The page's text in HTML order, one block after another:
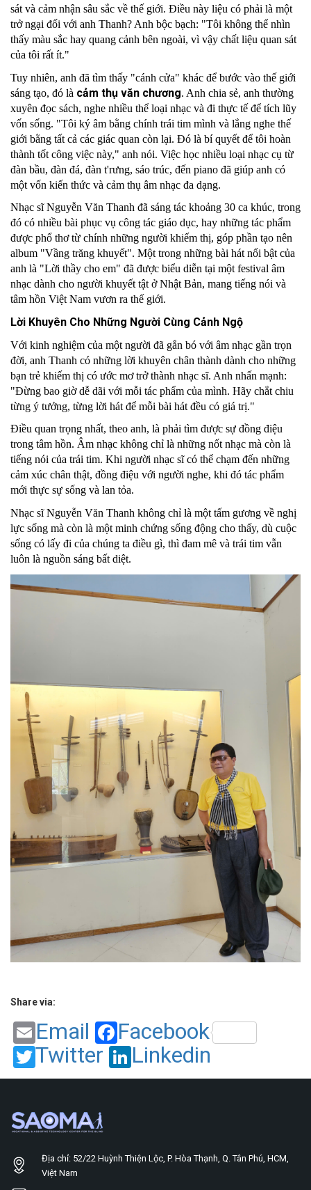
sát và cảm nhận sâu sắc về thế giới. Điều này liệu có phải là một
trở ngại đối với anh Thanh? Anh bộc bạch: "Tôi không thể nhìn
thấy màu sắc hay quang cảnh bên ngoài, vì vậy chất liệu quan sát
của tôi rất ít."
Tuy nhiên, anh đã tìm thấy "cánh cửa" khác để bước vào thế giới
sáng tạo, đó là cảm thụ văn chương. Anh chia sẻ, anh thường
xuyên đọc sách, nghe nhiều thể loại nhạc và đi thực tế để tích lũy
vốn sống. "Tôi ký âm bằng chính trái tim mình và lắng nghe thế
giới bằng tất cả các giác quan còn lại. Đó là bí quyết để tôi hoàn
thành tốt công việc này," anh nói. Việc học nhiều loại nhạc cụ từ
đàn bầu, đàn đá, đàn t'rưng, sáo trúc, đến piano đã giúp anh có
một vốn kiến thức và cảm thụ âm nhạc đa dạng.
Nhạc sĩ Nguyễn Văn Thanh đã sáng tác khoảng 30 ca khúc, trong
đó có nhiều bài phục vụ công tác giáo dục, hay những tác phẩm
được phổ thơ từ chính những người khiếm thị, góp phần tạo nên
album "Vầng trăng khuyết". Một trong những bài hát nổi bật của
anh là "Lời thầy cho em" đã được biểu diễn tại một festival âm
nhạc dành cho người khuyết tật ở Nhật Bản, mang tiếng nói và
tâm hồn Việt Nam vươn ra thế giới.
Lời Khuyên Cho Những Người Cùng Cảnh Ngộ
Với kinh nghiệm của một người đã gắn bó với âm nhạc gần trọn
đời, anh Thanh có những lời khuyên chân thành dành cho những
bạn trẻ khiếm thị có ước mơ trở thành nhạc sĩ. Anh nhấn mạnh:
"Đừng bao giờ dễ dãi với mỗi tác phẩm của mình. Hãy chắt chiu
từng ý tưởng, từng lời hát để mỗi bài hát đều có giá trị."
Điều quan trọng nhất, theo anh, là phải tìm được sự đồng điệu
trong tâm hồn. Âm nhạc không chỉ là những nốt nhạc mà còn là
tiếng nói của trái tim. Khi người nhạc sĩ có thể chạm đến những
cảm xúc chân thật, đồng điệu với người nghe, khi đó tác phẩm
mới thực sự sống và lan tỏa.
Nhạc sĩ Nguyễn Văn Thanh không chỉ là một tấm gương về nghị
lực sống mà còn là một minh chứng sống động cho thấy, dù cuộc
sống có lấy đi của chúng ta điều gì, thì đam mê và trái tim vẫn
luôn là nguồn sáng bất diệt.
Share via:
Email
Facebook
Twitter
Linkedin
Địa chỉ: 52/22 Huỳnh Thiện Lộc, P. Hòa Thạnh, Q. Tân Phú, HCM,
Việt Nam